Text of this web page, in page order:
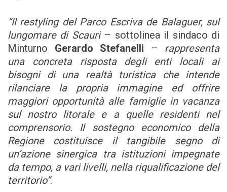
“Il restyling del Parco Escriva de Balaguer, sul
lungomare di Scauri– sottolinea il sindaco di
Minturno Gerardo Stefanelli – rappresenta
una concreta risposta degli enti locali ai
bisogni di una realtà turistica che intende
rilanciare la propria immagine ed offrire
maggiori opportunità alle famiglie in vacanza
sul nostro litorale e a quelle residenti nel
comprensorio. Il sostegno economico della
Regione costituisce il tangibile segno di
un’azione sinergica tra istituzioni impegnate
da tempo, a vari livelli, nella riqualificazione del
territorio”.